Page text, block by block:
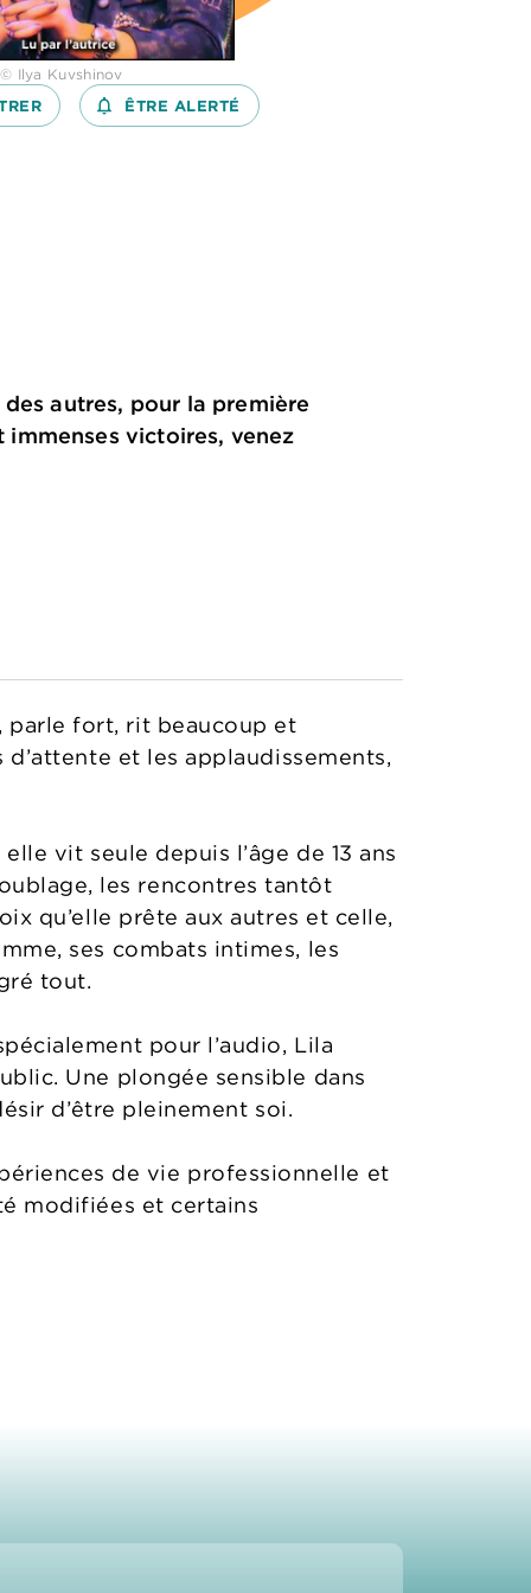
Ilya Kuvshinov
notifications_none_outlined
ÊTRE ALERTÉ
autres, pour la première
victoires, venez
parle fort, rit beaucoup et
et les applaudissements,
vit seule depuis l’âge de 13 ans
les rencontres tantôt
qu’elle prête aux autres et celle,
ses combats intimes, les
tout.
pour l’audio, Lila
Une plongée sensible dans
d’être pleinement soi.
de vie professionnelle et
modifiées et certains